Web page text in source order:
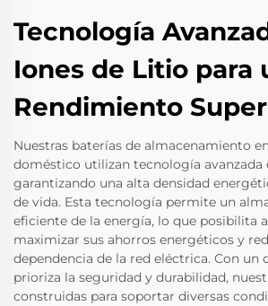
Tecnología
Iones de Litio para
Rendimiento
Nuestras baterías de almacenamiento
doméstico utilizan tecnología avanzada
garantizando una alta densidad
de vida. Esta tecnología permite un
eficiente de la energía, lo que posibilita
maximizar sus ahorros energéticos y
dependencia de la red eléctrica. Con un
prioriza la seguridad y durabilidad,
construidas para soportar diversas